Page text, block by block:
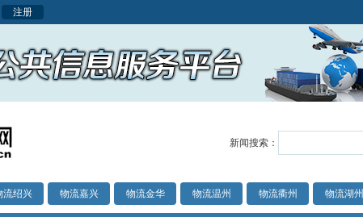
注册
新闻搜索：
流绍兴 物流嘉兴 物流金华 物流温州 物流衢州 物流湖州